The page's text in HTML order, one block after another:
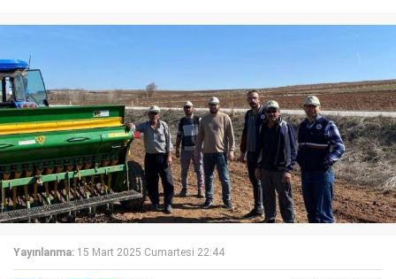
Yayınlanma: 15 Mart 2025 Cumartesi 22:44